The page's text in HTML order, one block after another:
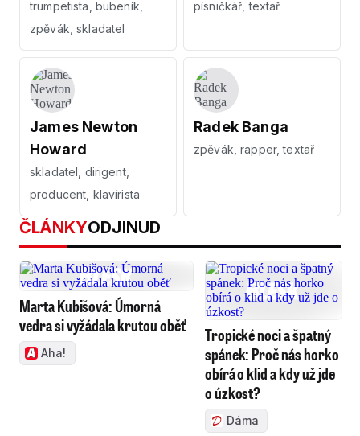
trumpetista, bubeník,
zpěvák, skladatel
písničkář, textař
James Newton
Howard
skladatel, dirigent,
producent, klavírista
Radek Banga
zpěvák, rapper, textař
ČLÁNKYODJINUD
Marta Kubišová: Úmorná
vedra si vyžádala krutou oběť
Aha!
Tropické noci a špatný
spánek: Proč nás horko
obírá o klid a kdy už jde
o úzkost?
Dáma